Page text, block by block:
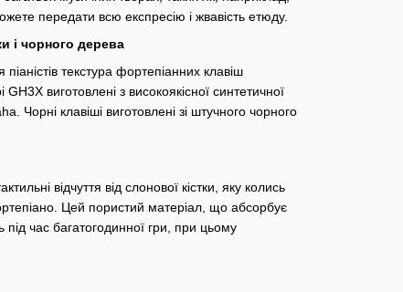
передати всю експресію і жвавість етюду.
і чорного дерева
текстура фортепіанних клавіш
виготовлені з високоякісної синтетичної
Чорні клавіші виготовлені зі штучного чорного
відчуття від слонової кістки, яку колись
Цей пористий матеріал, що абсорбує
під час багатогодинної гри, при цьому